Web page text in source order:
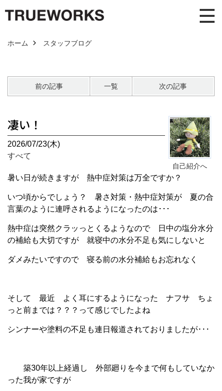
ホーム スタッフブログ
前の記事 一覧 次の記事
自己紹介へ
凄い！
2026/07/23(木)
すべて
暑い日が続きますが 熱中症対策は万全ですか？
いつ頃からでしょう？ 暑さ対策・熱中症対策が 夏の合
言葉のように連呼されるようになったのは･･･
熱中症は突然クラッっとくるようなので 日中の塩分水分
の補給も大切ですが 就寝中の水分不足も気にしないと
ダメみたいですので 寝る前の水分補給もお忘れなく
そして 最近 よく耳にするようになった ナフサ ちょ
っと前までは？？？って感じでしたよね
シンナーや塗料の不足も連日報道されておりましたが･･･
築30年以上経過し 外部廻りを今まで何もしていなか
った我が家ですが